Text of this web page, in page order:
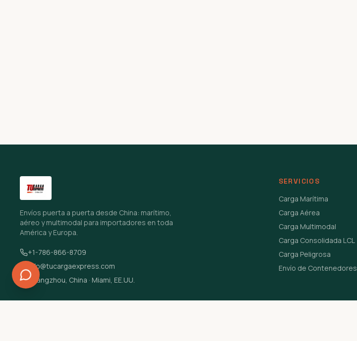
Envíos puerta a puerta desde China: marítimo,
aéreo y multimodal para importadores en toda
América y Europa.
+1-786-866-8709
info@tucargaexpress.com
Guangzhou, China · Miami, EE.UU.
SERVICIOS
Carga Marítima
Carga Aérea
Carga Multimodal
Carga Consolidada LCL
Carga Peligrosa
Envío de Contenedores